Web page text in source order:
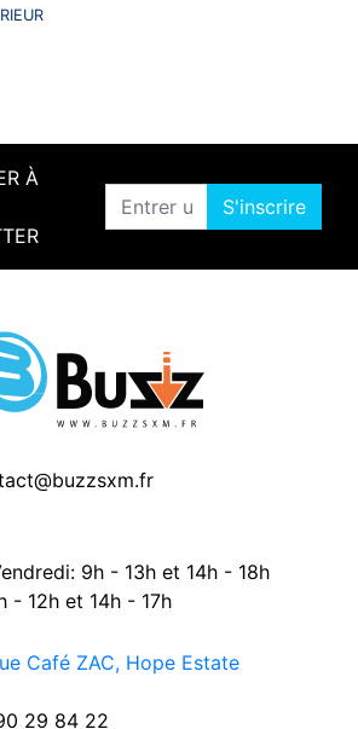
À
S'inscrire
9h - 13h et 14h - 18h
- 12h et 14h - 17h
Café ZAC, Hope Estate
29 84 22